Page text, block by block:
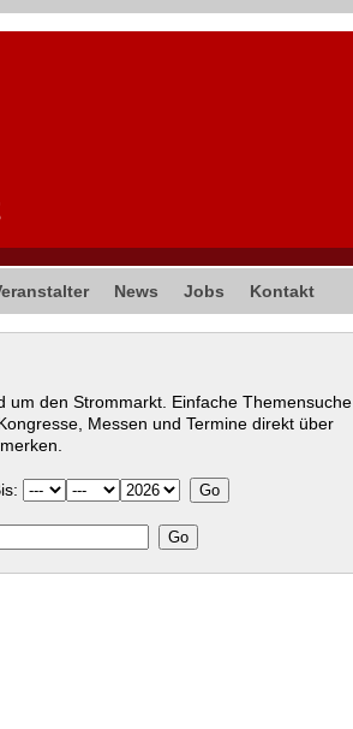
News Jobs Kontakt
um den Strommarkt. Einfache Themensuche
Messen und Termine direkt über